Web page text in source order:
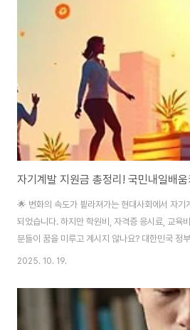
환과 4차 산업혁명에 대비한 인재 양성을 위해 지
🎯 지원 대상 자격증 종류 - 국가기술자격증: 정보
사 등- 국제자격증: PMP, CFA, CPA 등 해외에
🌟 변화의 속도가 빁라져가는 현대사회에서 자기
되었습니다. 하지만 학원비, 자격증 응시료, 교육
분들이 꿈을 미루고 계시지 않나요? 대한민국 정
을 위해 마련한 다양한 지원금 제도! 오늘은 자기
국민들의 역량 강화와 삶의 질 향상을 위해 제공
히 직무 교육뿐만 아니라 자격증 취득, 심리 상담,
아우르는 종합 지원 시스템이죠. 지원 대상은 청
2025. 10. 19.